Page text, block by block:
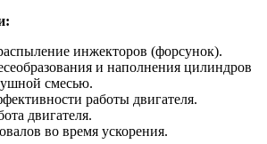
инжекторов (форсунок).
и наполнения цилиндров
смесью.
работы двигателя.
двигателя.
во время ускорения.